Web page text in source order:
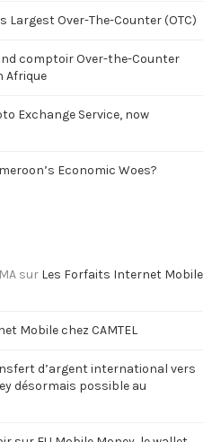
Largest Over-The-Counter (OTC)
comptoir Over-the-Counter
Afrique
Exchange Service, now
Economic Woes?
sur Les Forfaits Internet Mobile
Mobile chez CAMTEL
d’argent international vers
désormais possible au